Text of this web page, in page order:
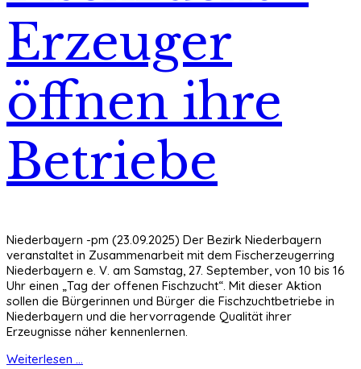
Erzeuger
öffnen ihre
Betriebe
Niederbayern -pm (23.09.2025) Der Bezirk Niederbayern
veranstaltet in Zusammenarbeit mit dem Fischerzeugerring
Niederbayern e. V. am Samstag, 27. September, von 10 bis 16
Uhr einen „Tag der offenen Fischzucht“. Mit dieser Aktion
sollen die Bürgerinnen und Bürger die Fischzuchtbetriebe in
Niederbayern und die hervorragende Qualität ihrer
Erzeugnisse näher kennenlernen.
Weiterlesen ...